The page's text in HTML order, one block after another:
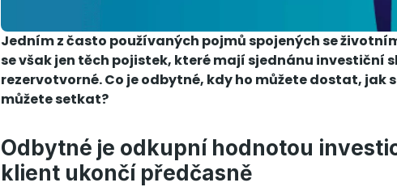
Jedním z často používaných pojmů spojených se
se však jen těch pojistek, které mají sjednánu investiční
rezervotvorné. Co je odbytné, kdy ho můžete dostat, jak
můžete setkat?
Odbytné je odkupní hodnotou
klient ukončí předčasně